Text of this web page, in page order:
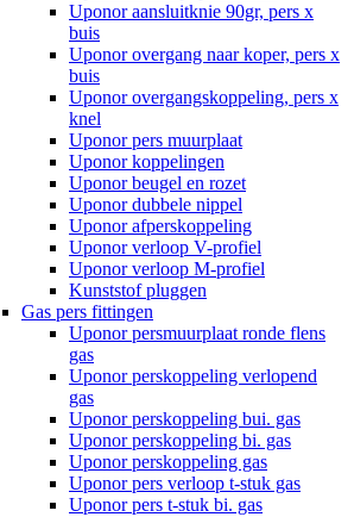
Uponor aansluitknie 90gr, pers x
buis
Uponor overgang naar koper, pers x
buis
Uponor overgangskoppeling, pers x
knel
Uponor pers muurplaat
Uponor koppelingen
Uponor beugel en rozet
Uponor dubbele nippel
Uponor afperskoppeling
Uponor verloop V-profiel
Uponor verloop M-profiel
Kunststof pluggen
Gas pers fittingen
Uponor persmuurplaat ronde flens
gas
Uponor perskoppeling verlopend
gas
Uponor perskoppeling bui. gas
Uponor perskoppeling bi. gas
Uponor perskoppeling gas
Uponor pers verloop t-stuk gas
Uponor pers t-stuk bi. gas